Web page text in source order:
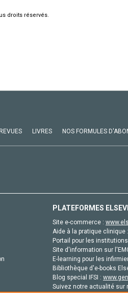
droits réservés.
REVUES LIVRES NOS FORMULES
PLATEFORMES
Site e-commerce :
Aide à la pratique clinique :
Portail pour les
Site d'information sur
E-learning pour les
Bibliothèque d'e-books
Blog special IFSI :
Suivez notre actualité sur